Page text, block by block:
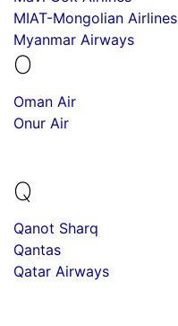
MIAT-Mongolian Airlines
Myanmar Airways
O
Oman Air
Onur Air
Q
Qanot Sharq
Qantas
Qatar Airways